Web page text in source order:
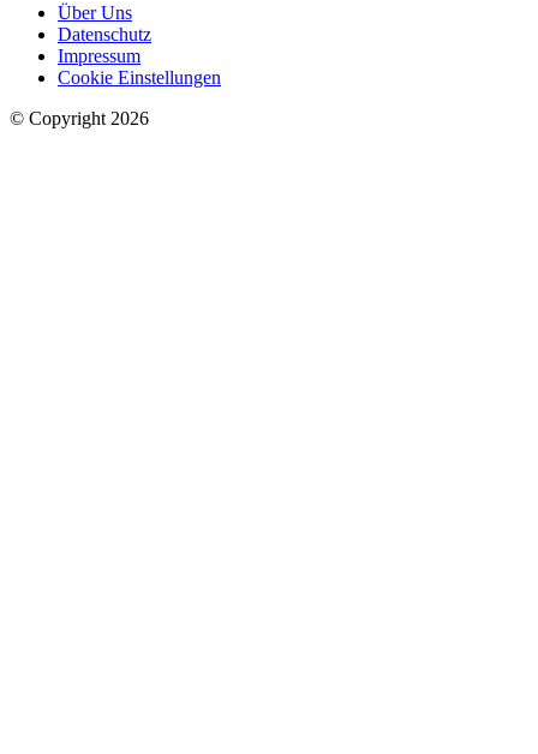
Über Uns
Datenschutz
Impressum
Cookie Einstellungen
© Copyright 2026